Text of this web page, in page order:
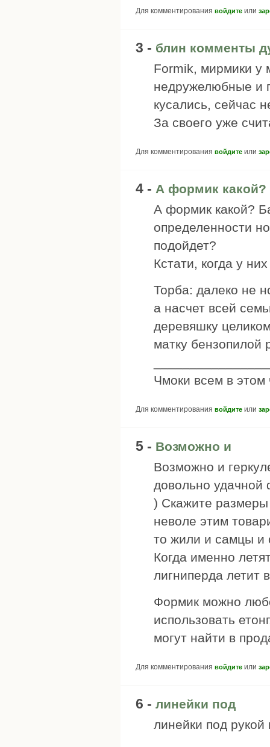
Для комментирования войдите или
3 - блин комменты
Formik, мирмики у
недружелюбные и
кусались, сейчас
За своего уже
Для комментирования войдите или
4 - А формик какой?
А формик какой?
определенности
подойдет?
Кстати, когда у
Торба: далеко не
а насчет всей
деревяшку
матку бензопилой
Чмоки всем в этом
Для комментирования войдите или
5 - Возможно и
Возможно и
довольно удачной
) Скажите размеры
неволе этим
то жили и самцы и
Когда именно
лигниперда летит
Формик можно
использовать
могут найти в
Для комментирования войдите или
6 - линейки под
линейки под рукой